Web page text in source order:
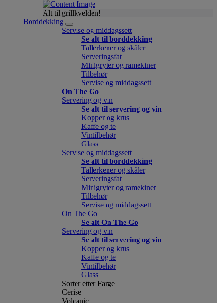
Alt til grillkvelden!
Borddekking
Servise og middagssett
Se alt til borddekking
Tallerkener og skåler
Serveringsfat
Minigryter og ramekiner
Tilbehør
Servise og middagssett
On The Go
Servering og vin
Se alt til servering og vin
Kopper og krus
Kaffe og te
Vintilbehør
Glass
Servise og middagssett
Se alt til borddekking
Tallerkener og skåler
Serveringsfat
Minigryter og ramekiner
Tilbehør
Servise og middagssett
On The Go
Se alt On The Go
Servering og vin
Se alt til servering og vin
Kopper og krus
Kaffe og te
Vintilbehør
Glass
Sorter etter Farge
Cerise
Volcanic